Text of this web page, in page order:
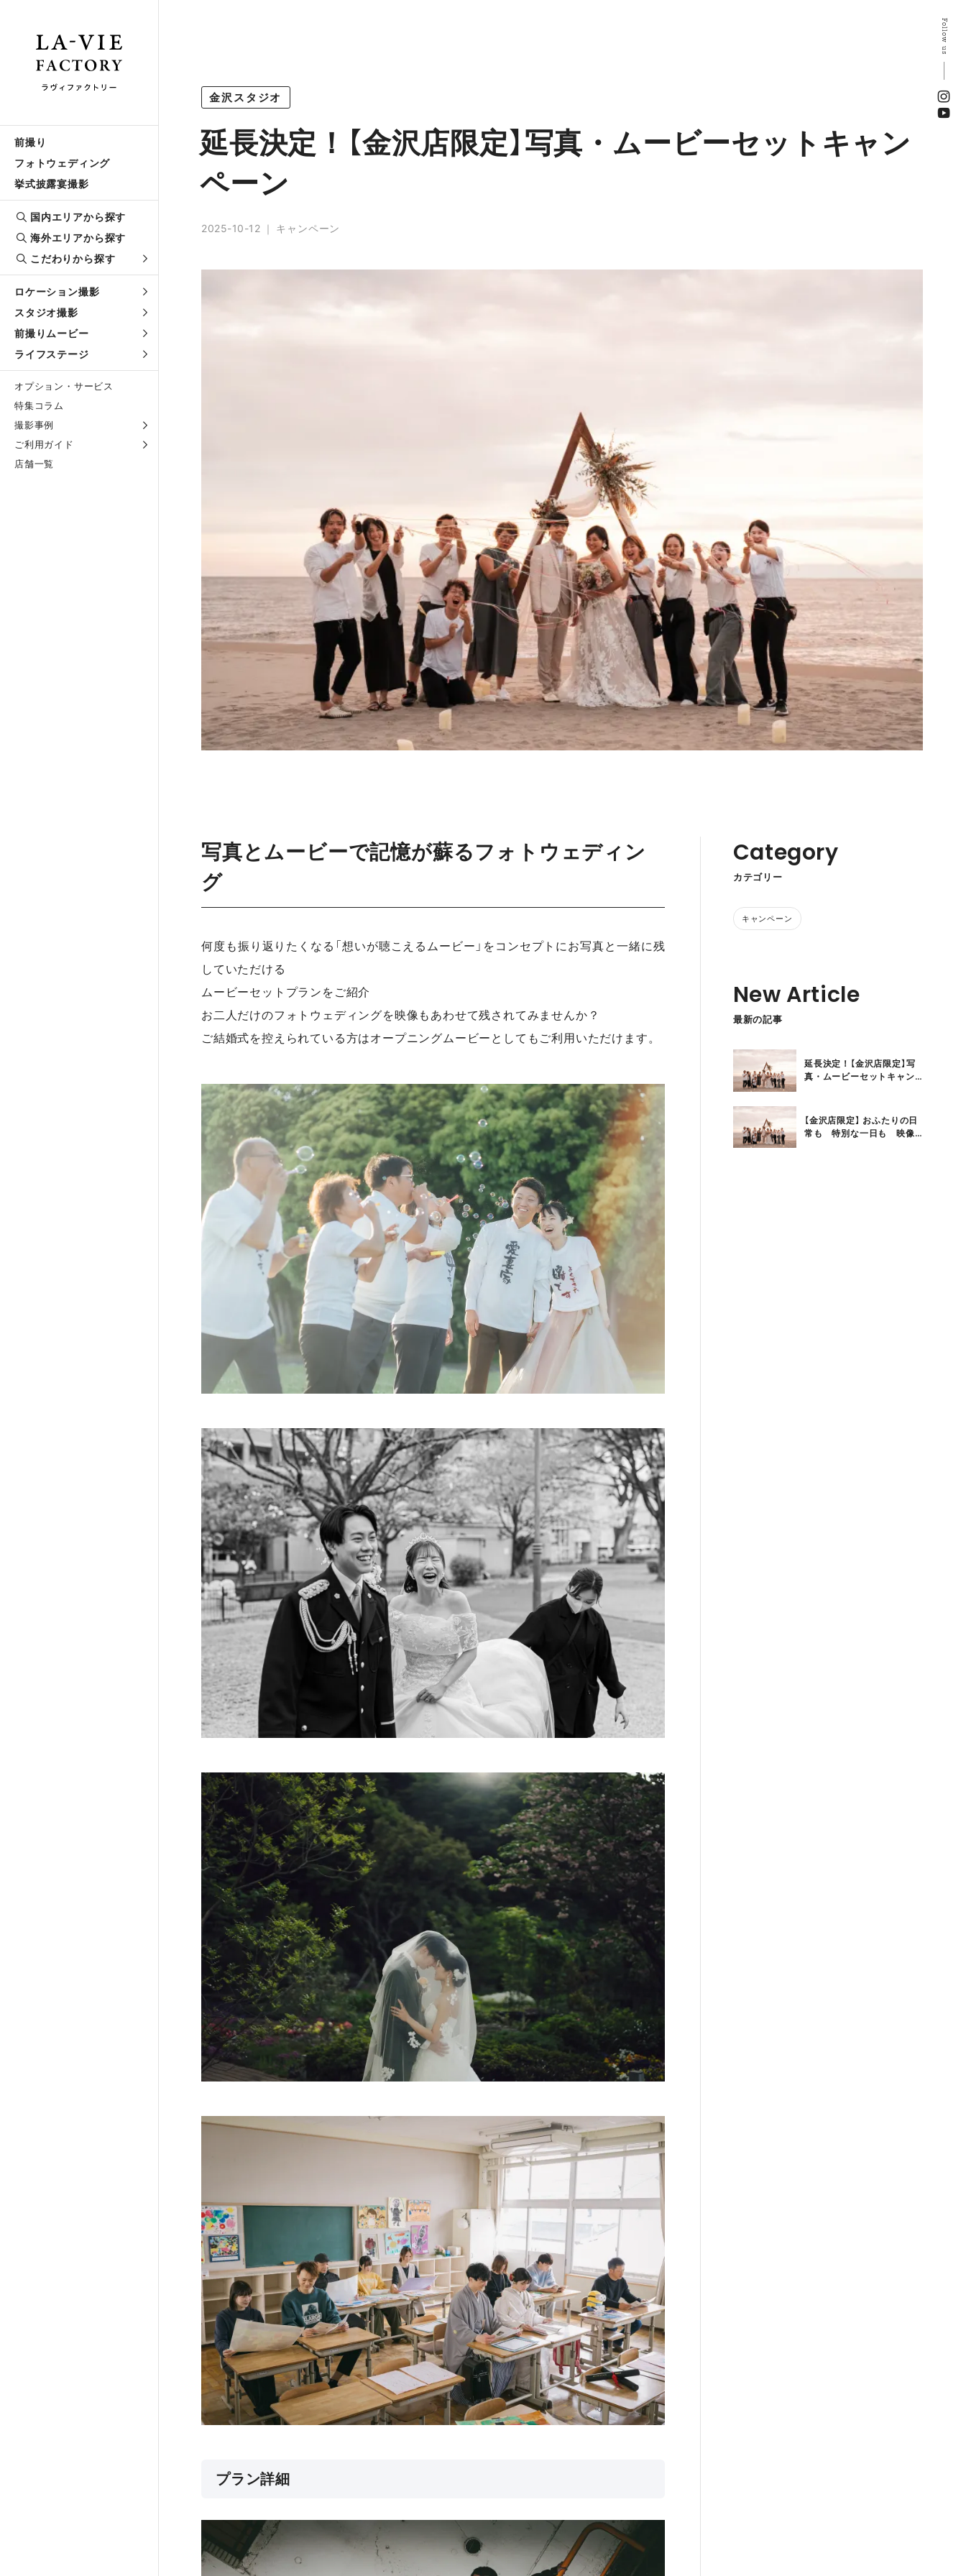
前撮り
フォトウェディング
挙式披露宴撮影
国内エリアから探す
海外エリアから探す
こだわりから探す
ロケーション撮影
スタジオ撮影
前撮りムービー
ライフステージ
オプション・サービス
特集コラム
撮影事例
ご利用ガイド
店舗一覧
金沢スタジオ
延長決定！【金沢店限定】写真・ムービーセットキャン
ペーン
2025-10-12 キャンペーン
Follow us
写真とムービーで記憶が蘇るフォトウェディン
グ
何度も振り返りたくなる「想いが聴こえるムービー」をコンセプトにお写真と一緒に残
していただける
ムービーセットプランをご紹介
お二人だけのフォトウェディングを映像もあわせて残されてみませんか？
ご結婚式を控えられている方はオープニングムービーとしてもご利用いただけます。
プラン詳細
Category
カテゴリー
キャンペーン
New Article
最新の記事
延長決定！【金沢店限定】写
真・ムービーセットキャン
【金沢店限定】 おふたりの日
常も 特別な一日も 映像